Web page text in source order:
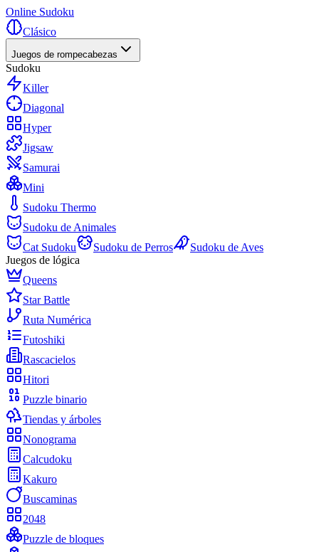
Online Sudoku
Clásico
Juegos de rompecabezas
Sudoku
Killer
Diagonal
Hyper
Jigsaw
Samurai
Mini
Sudoku Thermo
Sudoku de Animales
Cat Sudoku
Sudoku de Perros
Sudoku de Aves
Juegos de lógica
Queens
Star Battle
Ruta Numérica
Futoshiki
Rascacielos
Hitori
Puzzle binario
Tiendas y árboles
Nonograma
Calcudoku
Kakuro
Buscaminas
2048
Puzzle de bloques